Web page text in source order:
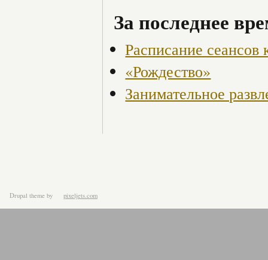
За последнее
Расписание сеансов
«Рождество»
Занимательное
Drupal theme by pixeljets.com